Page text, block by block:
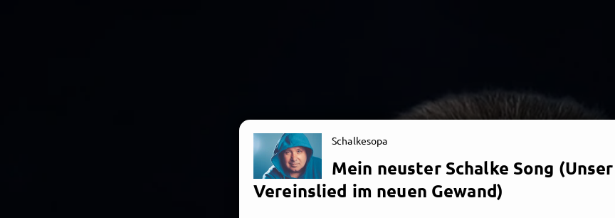
Schalkesopa
Mein neuster Schalke Song (Unser
Vereinslied im neuen Gewand)